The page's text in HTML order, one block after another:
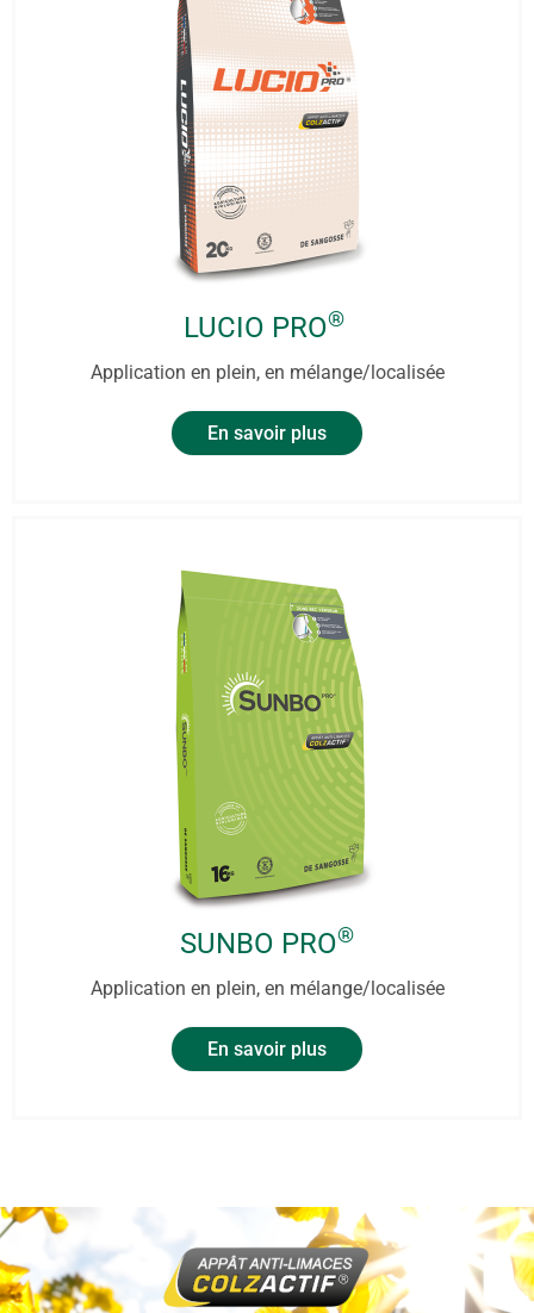
LUCIO PRO®
Application en plein, en mélange/localisée
En savoir plus
SUNBO PRO®
Application en plein, en mélange/localisée
En savoir plus